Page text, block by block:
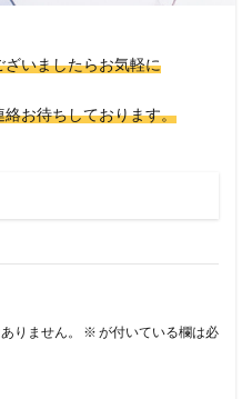
いましたらお気軽に
お待ちしております。
りません。 ※ が付いている欄は必